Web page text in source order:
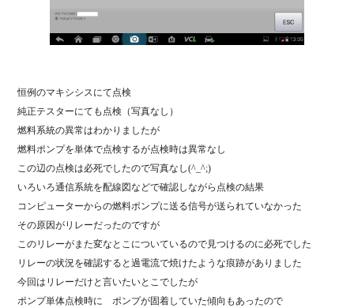
恒例のマキシシスにて点検
純正テスターにても点検（写真なし）
燃料系統の異常はわかりましたが
燃料ポンプを単体で点検するが点検時は異常なし
この辺の点検は必死でしたので写真なし(^_^;)
いろいろ通信系統を配線図などで確認しながら点検の結果
コンピューターからの燃料ポンプに送る信号が送られていなかった
その原因がリレーだったのですが
このリレーがまた変なとこについているので見つけるのに必死でした
リレーの状況を確認すると過電流で焼けたような痕跡がありました
今回はリレーだけと言いたいとこでしたが
ポンプ単体点検時に ポンプが固着していた傾向もあったので